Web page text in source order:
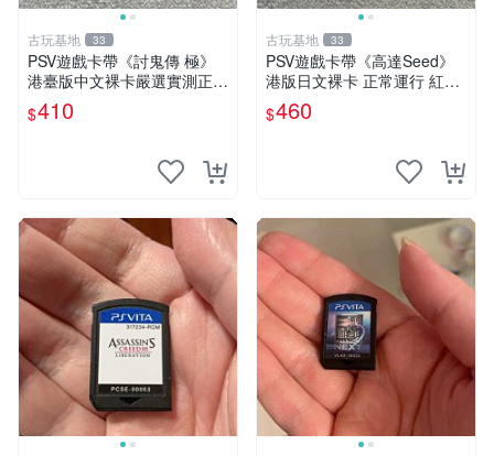
古玩基地 33
PSV遊戲卡帶《討鬼傳 極》
港臺版中文裸卡嚴選實測正
常，限索尼PSV機器專用，不
兼容其他平臺，單次購滿2張
$410
古玩基地 33
PSV遊戲卡帶《高達Seed》
港版日文裸卡 正常運行 紅色
版本 二手嚴選 psv 高達 游戲
卡帶
$460